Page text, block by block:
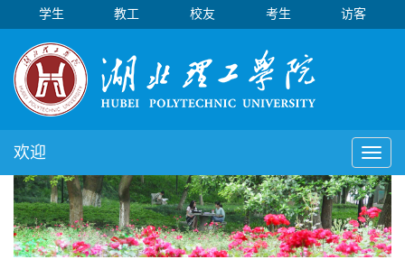
学生 教工 校友 考生 访客
Toggle
欢迎